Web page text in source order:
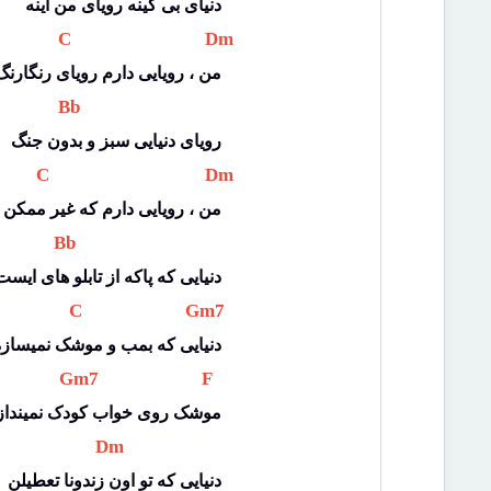
دنیای بی کینه رویای من اینه
C Dm
من ، رویایی دارم رویای
Bb
رویای دنیایی سبز و بدون جنگ
C Dm
من ، رویایی دارم که غیر
Bb
دنیایی که پاکه از تابلو های
C Gm7
دنیایی که بمب و موشک
Gm7 F
موشک روی خواب کودک
Dm
دنیایی که تو اون زندونا تعطیلن